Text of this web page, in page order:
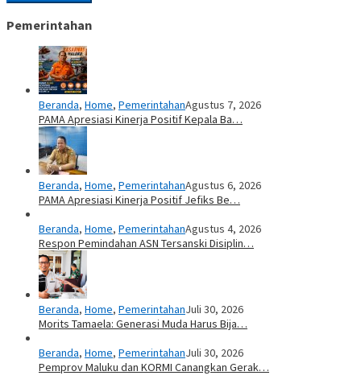
Pemerintahan
Beranda, Home, PemerintahanAgustus 7, 2026
PAMA Apresiasi Kinerja Positif Kepala Ba…
Beranda, Home, PemerintahanAgustus 6, 2026
PAMA Apresiasi Kinerja Positif Jefiks Be…
Beranda, Home, PemerintahanAgustus 4, 2026
Respon Pemindahan ASN Tersanski Disiplin…
Beranda, Home, PemerintahanJuli 30, 2026
Morits Tamaela: Generasi Muda Harus Bija…
Beranda, Home, PemerintahanJuli 30, 2026
Pemprov Maluku dan KORMI Canangkan Gerak…